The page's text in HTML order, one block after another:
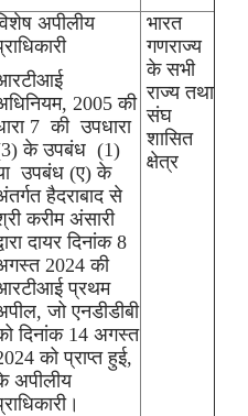
अपीलीय
2005 की
7 की उपधारा
के उपबंध (1)
उपबंध (ए) के
हैदराबाद से
करीम अंसारी
दायर दिनांक 8
2024 की
प्रथम
जो एनडीडीबी
दिनांक 14 अगस्त
को प्राप्त हुई,
अपीलीय
भारत
गणराज्‍य
के सभी
राज्‍य तथा
संघ
शासित
क्षेत्र